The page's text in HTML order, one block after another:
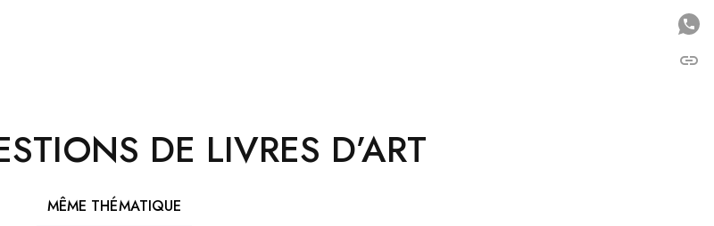
DE LIVRES D’ART
MÊME THÉMATIQUE
link